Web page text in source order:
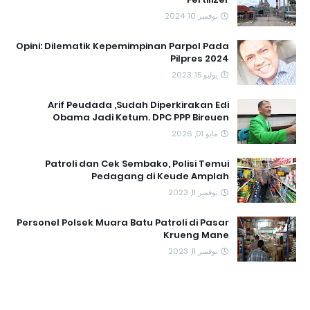
نوفمبر 10, 2024
Opini: Dilematik Kepemimpinan Parpol Pada
Pilpres 2024
يوليو 15, 2023
Arif Peudada ,Sudah Diperkirakan Edi
Obama Jadi Ketum. DPC PPP Bireuen
مايو 01, 2026
Patroli dan Cek Sembako, Polisi Temui
Pedagang di Keude Amplah
نوفمبر 11, 2023
Personel Polsek Muara Batu Patroli di Pasar
Krueng Mane
نوفمبر 11, 2023